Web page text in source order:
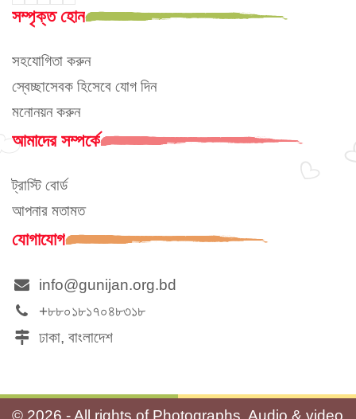
সম্পৃক্ত হোন
সহযোগিতা করুন
স্বেচ্ছাসেবক হিসেবে যোগ দিন
মনোনয়ন করুন
আমাদের সম্পর্কে
ট্রাস্টি বোর্ড
আপনার মতামত
যোগাযোগ
info@gunijan.org.bd
+৮৮০১৮১৭০৪৮৩১৮
ঢাকা, বাংলাদেশ
© 2026 - All rights of Photographs, Audio & video